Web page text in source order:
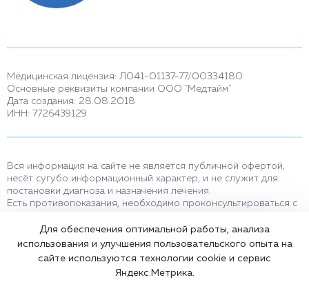
Медицинская лицензия: Л041-01137-77/00334180
Основные реквизиты компании ООО "Медтайм"
Дата создания: 28.08.2018
ИНН: 7726439129
Вся информация на сайте не является публичной офертой,
несёт сугубо информационный характер, и не служит для
постановки диагноза и назначения лечения.
Есть противопоказания, необходимо проконсультироваться с
мессенджерам и в соцсетях носят исключительно
информационный характер и не являются медицинскими
услугами.
Оставаясь на сайте вы соглашаетесь на использование cookies.
Для обеспечения оптимальной работы, анализа
использования и улучшения пользовательского опыта на
сайте используются технологии cookie и сервис
Яндекс.Метрика.